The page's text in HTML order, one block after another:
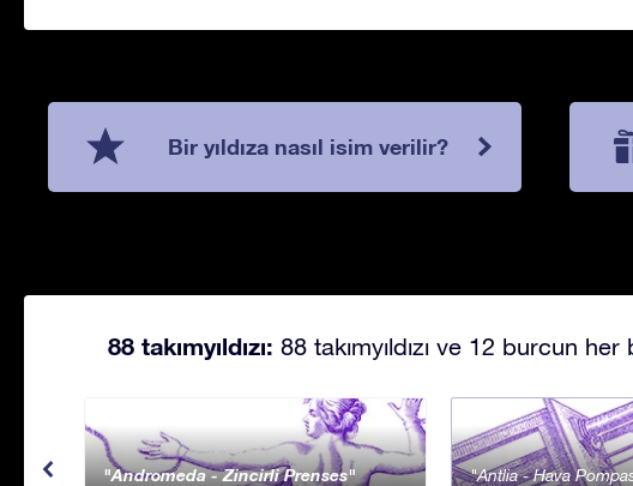
Bir yıldıza nasıl isim verilir?
88 takımyıldızı: 88 takımyıldızı ve 12 burcun
Andromeda - Zincirli Prenses Antlia - Hava